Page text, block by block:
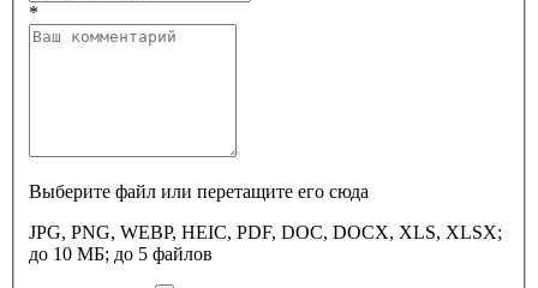
*
Выберите файл или перетащите его сюда
JPG, PNG, WEBP, HEIC, PDF, DOC, DOCX, XLS, XLSX;
до 10 МБ; до 5 файлов